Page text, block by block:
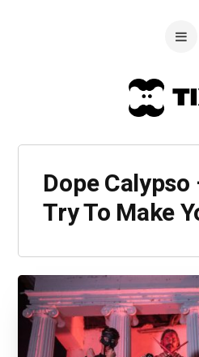
Dope
Try To Make